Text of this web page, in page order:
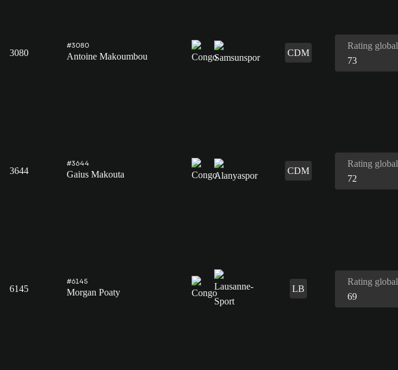
3080
#3080
Antoine Makoumbou CDM
Rating global
73
3644
#3644
Gaius Makouta CDM
Rating global
72
6145
#6145
Morgan Poaty LB
Rating global
69